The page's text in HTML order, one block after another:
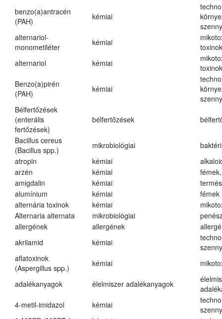
benzo(a)antracén
(PAH)
kémiai
alternariol-
monometiléter
kémiai
toxinok
alternariol
kémiai
toxinok
Benzo(a)pirén
(PAH)
kémiai
Bélfertőzések
(enterális
fertőzések)
bélfertőzések
Bacillus cereus
(Bacillus spp.)
mikrobiológiai
atropin
kémiai
arzén
kémiai
amigdalin
kémiai
alumínium
kémiai
fémek
alternária toxinok
kémiai
Alternaria alternata
mikrobiológiai
allergének
allergének
akrilamid
kémiai
aflatoxinok
(Aspergillus spp.)
kémiai
adalékanyagok élelmiszer adalékanyagok
4-metil-imidazol
kémiai